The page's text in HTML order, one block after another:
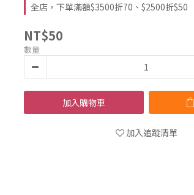
全店，下單滿額$3500折70、$2500折$50
NT$50
數量
加入購物車
加入追蹤清單